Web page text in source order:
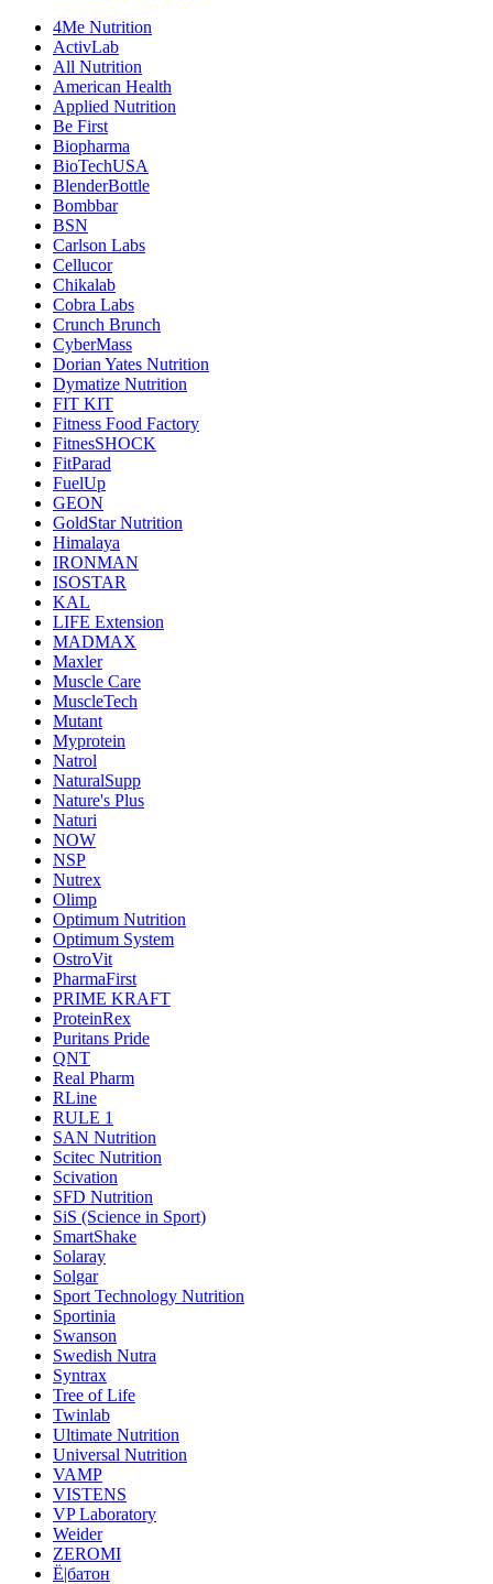
4Me Nutrition
ActivLab
All Nutrition
American Health
Applied Nutrition
Be First
Biopharma
BioTechUSA
BlenderBottle
Bombbar
BSN
Carlson Labs
Cellucor
Chikalab
Cobra Labs
Crunch Brunch
CyberMass
Dorian Yates Nutrition
Dymatize Nutrition
FIT KIT
Fitness Food Factory
FitnesSHOCK
FitParad
FuelUp
GEON
GoldStar Nutrition
Himalaya
IRONMAN
ISOSTAR
KAL
LIFE Extension
MADMAX
Maxler
Muscle Care
MuscleTech
Mutant
Myprotein
Natrol
NaturalSupp
Nature's Plus
Naturi
NOW
NSP
Nutrex
Olimp
Optimum Nutrition
Optimum System
OstroVit
PharmaFirst
PRIME KRAFT
ProteinRex
Puritans Pride
QNT
Real Pharm
RLine
RULE 1
SAN Nutrition
Scitec Nutrition
Scivation
SFD Nutrition
SiS (Science in Sport)
SmartShake
Solaray
Solgar
Sport Technology Nutrition
Sportinia
Swanson
Swedish Nutra
Syntrax
Tree of Life
Twinlab
Ultimate Nutrition
Universal Nutrition
VAMP
VISTENS
VP Laboratory
Weider
ZEROMI
Ё|батон